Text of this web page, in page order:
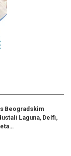
Beogradskim
Laguna, Delfi,